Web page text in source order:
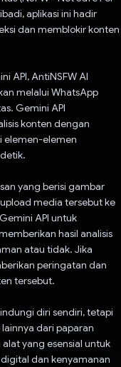
aplikasi ini hadir
dan memblokir konten
API, AntiNSFW AI
melalui WhatsApp
Gemini API
konten dengan
elemen-elemen
yang berisi gambar
media tersebut ke
API untuk
hasil analisis
atau tidak. Jika
peringatan dan
tersebut.
diri sendiri, tetapi
dari paparan
yang esensial untuk
dan kenyamanan